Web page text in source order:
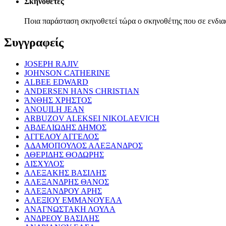
Ποια παράσταση σκηνοθετεί τώρα ο σκηνοθέτης που σε
Συγγραφείς
JOSEPH RAJIV
JOHNSON CATHERINE
ALBEE EDWARD
ANDERSEN HANS CHRISTIAN
ΆΝΘΗΣ ΧΡΗΣΤΟΣ
ANOUILH JEAN
ARBUZOV ALEKSEI NIKOLAEVICH
ΑΒΔΕΛΙΩΔΗΣ ΔΗΜΟΣ
ΑΓΓΕΛΟΥ ΑΓΓΕΛΟΣ
ΑΔΑΜΟΠΟΥΛΟΣ ΑΛΕΞΑΝΔΡΟΣ
ΑΘΕΡΙΔΗΣ ΘΟΔΩΡΗΣ
ΑΙΣΧΥΛΟΣ
ΑΛΕΞΑΚΗΣ ΒΑΣΙΛΗΣ
ΑΛΕΞΑΝΔΡΗΣ ΘΑΝΟΣ
ΑΛΕΞΑΝΔΡΟΥ ΑΡΗΣ
ΑΛΕΞΙΟΥ ΕΜΜΑΝΟΥΕΛΑ
ΑΝΑΓΝΩΣΤΑΚΗ ΛΟΥΛΑ
ΑΝΔΡΕΟΥ ΒΑΣΙΛΗΣ